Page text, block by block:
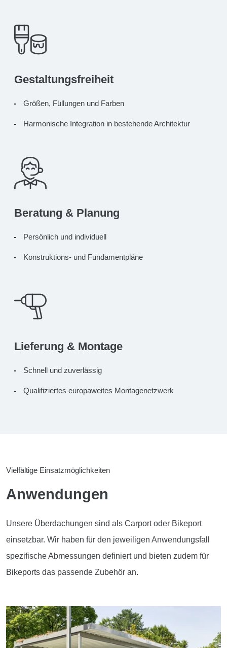
Gestaltungsfreiheit
Größen, Füllungen und Farben
Harmonische Integration in bestehende Architektur
Beratung & Planung
Persönlich und individuell
Konstruktions- und Fundamentpläne
Lieferung & Montage
Schnell und zuverlässig
Qualifiziertes europaweites Montagenetzwerk
Vielfältige Einsatzmöglichkeiten
Anwendungen
Unsere Überdachungen sind als Carport oder Bikeport
einsetzbar. Wir haben für den jeweiligen Anwendungsfall
spezifische Abmessungen definiert und bieten zudem für
Bikeports das passende Zubehör an.